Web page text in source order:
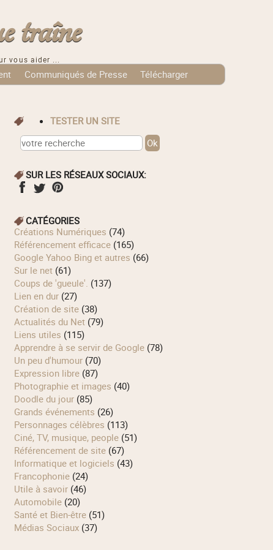
traîne
vous aider ...
Communiqués de Presse
Télécharger
TESTER UN SITE
SUR LES RÉSEAUX SOCIAUX:
CATÉGORIES
Créations Numériques (74)
Référencement efficace(165)
Google Yahoo Bing et autres (66)
Sur le net(61)
Coups de 'gueule'. (137)
Lien en dur(27)
Création de site(38)
Actualités du Net(79)
Liens utiles (115)
Apprendre à se servir de Google(78)
Un peu d'humour(70)
Expression libre(87)
Photographie et images (40)
Doodle du jour(85)
Grands événements (26)
Personnages célèbres (113)
Ciné, TV, musique, people(51)
Référencement de site(67)
Informatique et logiciels (43)
Francophonie(24)
Utile à savoir(46)
Automobile(20)
Santé et Bien-être(51)
Médias Sociaux(37)